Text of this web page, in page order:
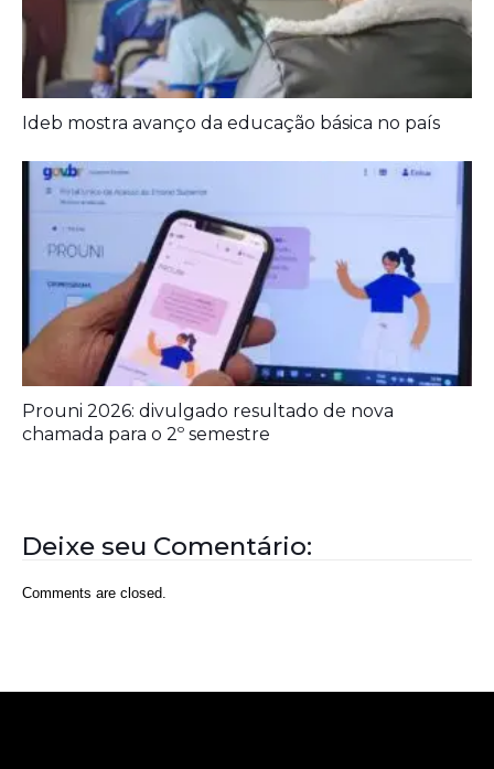
Prouni 2026: divulgado resultado de nova
chamada para o 2º semestre
Deixe seu Comentário:
Comments are closed.
Nós somos a RDR, Rede Diocesana de Rádio com mais de